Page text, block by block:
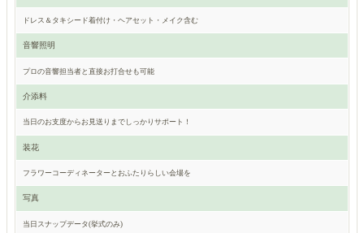
ドレス＆タキシード着付け・ヘアセット・メイク含む
音響照明
プロの音響担当者と直接お打合せも可能
介添料
当日のお支度からお見送りまでしっかりサポート！
装花
フラワーコーディネーターとおふたりらしい会場を
写真
当日スナップデータ(挙式のみ)